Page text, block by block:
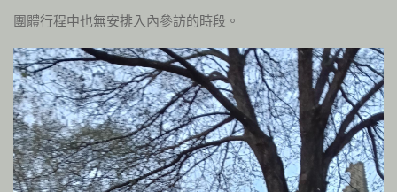
團體行程中也無安排入內參訪的時段。